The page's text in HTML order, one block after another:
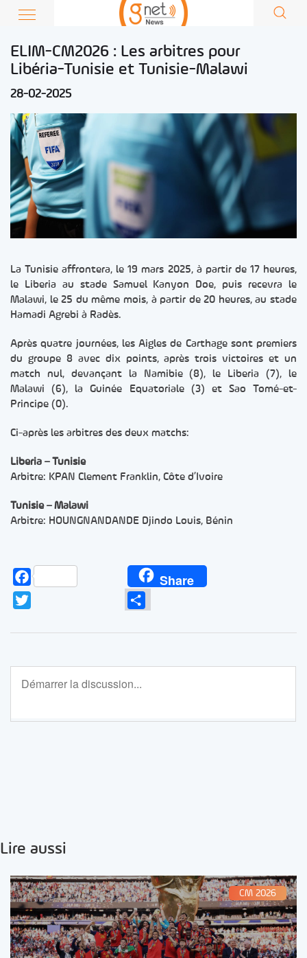
ELIM-CM2026 : Les arbitres pour
Libéria-Tunisie et Tunisie-Malawi
28-02-2025
La Tunisie affrontera, le 19 mars 2025, à partir de 17 heures,
le Liberia au stade Samuel Kanyon Doe, puis recevra le
Malawi, le 25 du même mois, à partir de 20 heures, au stade
Hamadi Agrebi à Radès.
Après quatre journées, les Aigles de Carthage sont premiers
du groupe 8 avec dix points, après trois victoires et un
match nul, devançant la Namibie (8), le Liberia (7), le
Malawi (6), la Guinée Equatoriale (3) et Sao Tomé-et-
Principe (0).
Ci-après les arbitres des deux matchs:
Liberia – Tunisie
Arbitre: KPAN Clement Franklin, Côte d’Ivoire
Tunisie – Malawi
Arbitre: HOUNGNANDANDE Djindo Louis, Bénin
Facebook Share
Lire aussi
CM 2026